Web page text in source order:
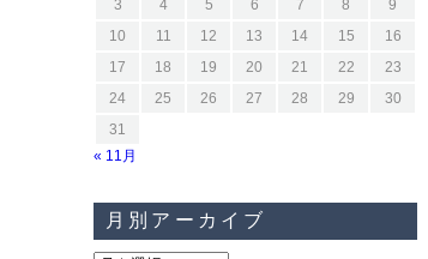
3
4 5 6 7 8
9
10
11 12 13 14 15
16
17
18 19 20 21 22
23
24
25 26 27 28 29
30
31
« 11月
月別アーカイブ